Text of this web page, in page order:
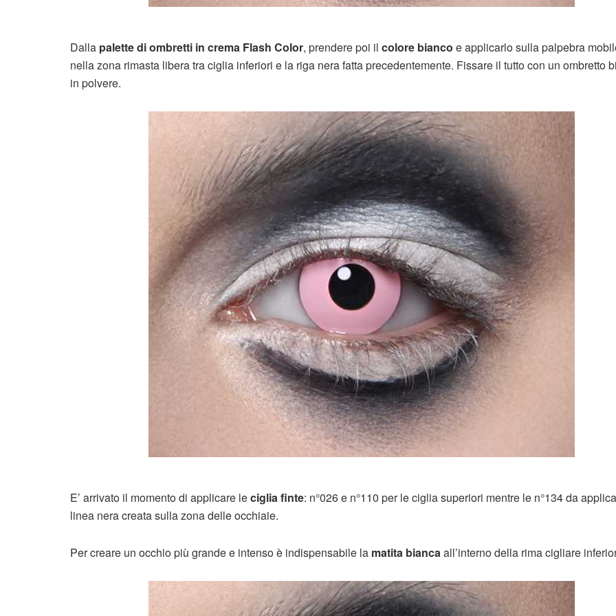
Dalla palette di ombretti in crema Flash Color, prendere poi il colore bianco e applicarlo sulla palpebra
nella zona rimasta libera tra ciglia inferiori e la riga nera fatta precedentemente. Fissare il tutto con un ombretto
in polvere.
E’ arrivato il momento di applicare leciglia finte: n°026 e n°110 per le ciglia superiori mentre le n°134 da
linea nera creata sulla zona delle occhiaie.
Per creare un occhio più grande e intenso è indispensabile la matita biancaall’interno della rima cigliare